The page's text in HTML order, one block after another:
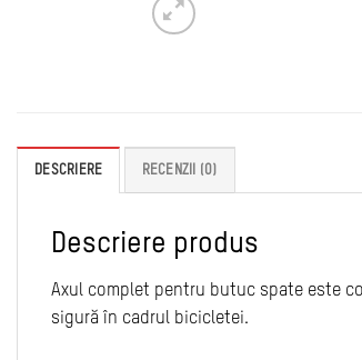
DESCRIERE RECENZII (0)
Descriere produs
Axul complet pentru butuc spate este
sigură în cadrul bicicletei.